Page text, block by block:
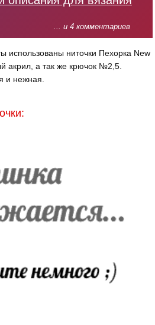
... и 4 комментариев
использованы ниточки Пехорка New
акрил, а так же крючок №2,5.
и нежная.